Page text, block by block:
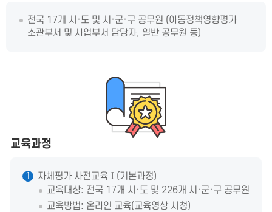
전국 17개 시·도 및 시·군·구 공무원 (아동정책영향평가
소관부서 및 사업부서 담당자, 일반 공무원 등)
교육과정
1
자체평가 사전교육Ⅰ(기본과정)
교육대상: 전국 17개 시·도 및 226개 시·군·구 공무원
교육방법: 온라인 교육(교육영상 시청)